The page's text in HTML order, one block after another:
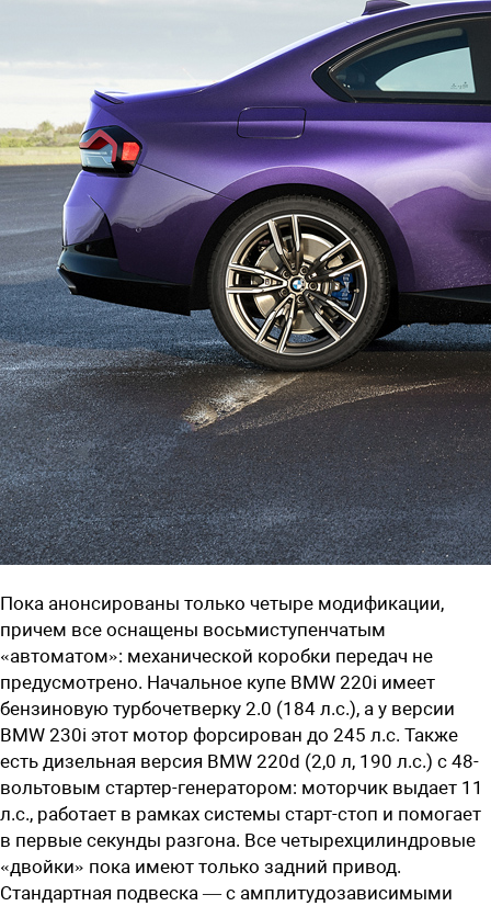
Пока анонсированы только четыре модификации,
причем все оснащены восьмиступенчатым
«автоматом»: механической коробки передач не
предусмотрено. Начальное купе BMW 220i имеет
бензиновую турбочетверку 2.0 (184 л.с.), а у версии
BMW 230i этот мотор форсирован до 245 л.с. Также
есть дизельная версия BMW 220d (2,0 л, 190 л.с.) с 48-
вольтовым стартер-генератором: моторчик выдает 11
л.с., работает в рамках системы старт-стоп и помогает
в первые секунды разгона. Все четырехцилиндровые
«двойки» пока имеют только задний привод.
Стандартная подвеска — с амплитудозависимыми